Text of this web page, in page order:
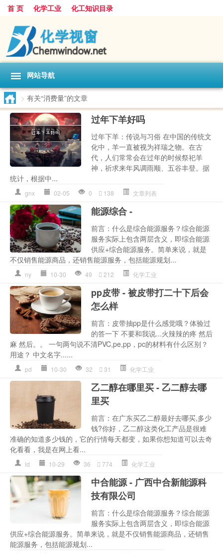
首 页 化学工业 化工知识目录
网站导航
> 有关“消费量”的文章
过年下羊好吗
过年下羊：传说与习俗 在中国的传统文
化中，羊一直被视为祥瑞之物。在古
代，人们常常会在过年的时候祭祀羊
神，祈求来年风调雨顺、五谷丰登。据
统计，根据中...
gnx 02-05 0 138 文章列表
能源综合 -
前言：什么是综合能源服务？综合能源
服务实际上包含两层含义，即综合能源
供应+综合能源服务。简单来说，就是
不仅销售能源商品，还销售能源服务，包括能源规划...
ny 10-30 49 212 化学工业
pp皮带 - 被皮带打二十下后会
怎么样
前言：皮带抽pp是什么感觉哦？体验过
的答一下 不要和我说...火辣辣的疼 然后
麻 然后。。 一句两句说不清PVC,pe,pp，pc的材料有什么区别？
用途？ 中文名字......
pd 10-30 32 31 化学工业
乙二醇在哪里买 - 乙二醇去哪
里买
前言：在广东买乙二醇最好去哪买,多少
钱?你好，乙二醇这类化工产品是很难
准确的知道多少钱的，它的行情每天都变，如果你想知道可以去奇
化看看，我是在网上看...
ld 10-29 36 774 化学工业
中合能源 - 广西中合新能源科
技有限公司
前言：什么是综合能源服务？综合能源
服务实际上包含两层含义，即综合能源
供应+综合能源服务。简单来说，就是不仅销售能源商品，还销售
能源服务，包括能源规划...